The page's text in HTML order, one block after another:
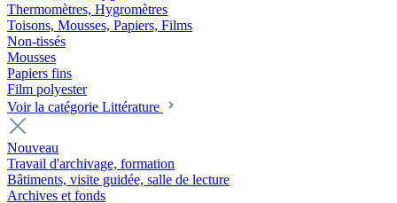
Thermomètres, Hygromètres
Toisons, Mousses, Papiers, Films
Non-tissés
Mousses
Papiers fins
Film polyester
Voir la catégorie Littérature
Nouveau
Travail d'archivage, formation
Bâtiments, visite guidée, salle de lecture
Archives et fonds